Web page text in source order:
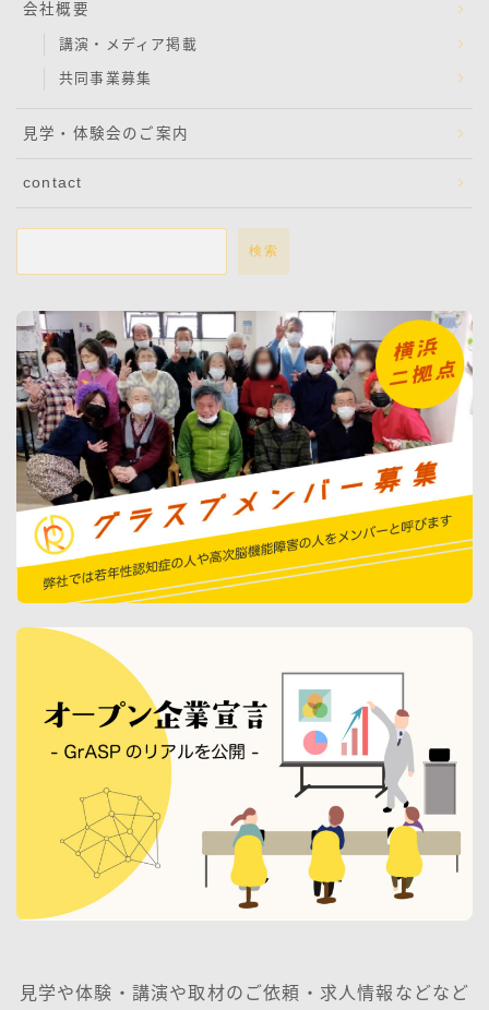
会社概要
講演・メディア掲載
共同事業募集
見学・体験会のご案内
contact
検索
見学や体験・講演や取材のご依頼・求人情報などなど